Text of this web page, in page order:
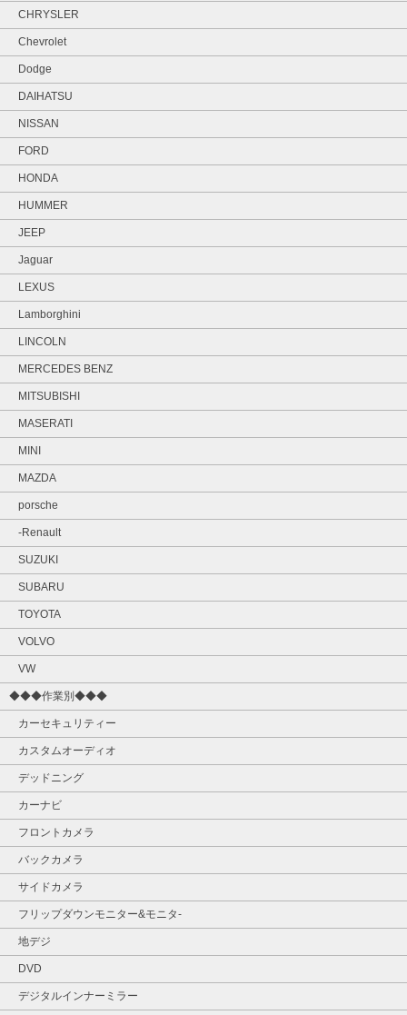
CHRYSLER
Chevrolet
Dodge
DAIHATSU
NISSAN
FORD
HONDA
HUMMER
JEEP
Jaguar
LEXUS
Lamborghini
LINCOLN
MERCEDES BENZ
MITSUBISHI
MASERATI
MINI
MAZDA
porsche
-Renault
SUZUKI
SUBARU
TOYOTA
VOLVO
VW
◆◆◆作業別◆◆◆
カーセキュリティー
カスタムオーディオ
デッドニング
カーナビ
フロントカメラ
バックカメラ
サイドカメラ
フリップダウンモニター&モニタ‐
地デジ
DVD
デジタルインナーミラー